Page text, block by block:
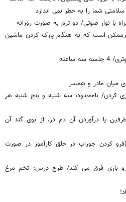
شما را به خطر نمی اندازد
با نوار صوتی/ دو ترم به صورت روزانه
است که به هنگام پارک کردن ماشین
ساعته
میان مادر و همسر
کردن/ نامحدود، سه شنبه و پنج شنبه هر
یا درآوردن آن دم در، از بوی گند آن
کردن جوراب در حلق کارآموز در صورت
بازی فرق می کند/ طرح درس: تخم مرغ